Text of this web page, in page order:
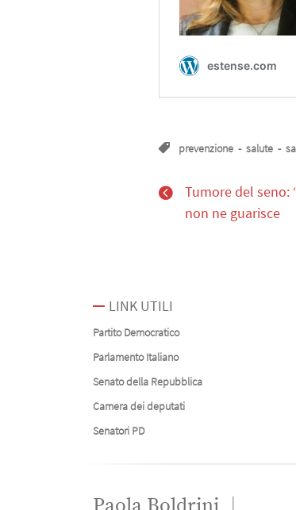
prevenzione - salute -
Tumore del seno:
non ne guarisce
LINK UTILI
Partito Democratico
Parlamento Italiano
Senato della Repubblica
Camera dei deputati
Senatori PD